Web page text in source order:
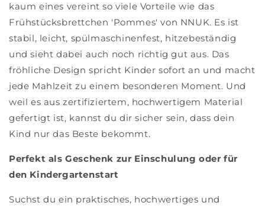
kaum eines vereint so viele Vorteile wie das
Frühstücksbrettchen 'Pommes' von NNUK. Es ist
stabil, leicht, spülmaschinenfest, hitzebeständig
und sieht dabei auch noch richtig gut aus. Das
fröhliche Design spricht Kinder sofort an und macht
jede Mahlzeit zu einem besonderen Moment. Und
weil es aus zertifiziertem, hochwertigem Material
gefertigt ist, kannst du dir sicher sein, dass dein
Kind nur das Beste bekommt.
Perfekt als Geschenk zur Einschulung oder für
den Kindergartenstart
Suchst du ein praktisches, hochwertiges und